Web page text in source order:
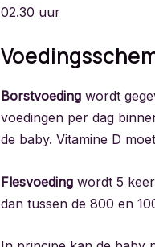
02.30 uur
Borstvoeding wordt
voedingen per dag
de baby. Vitamine D
Flesvoeding wordt 5
dan tussen de 800 en